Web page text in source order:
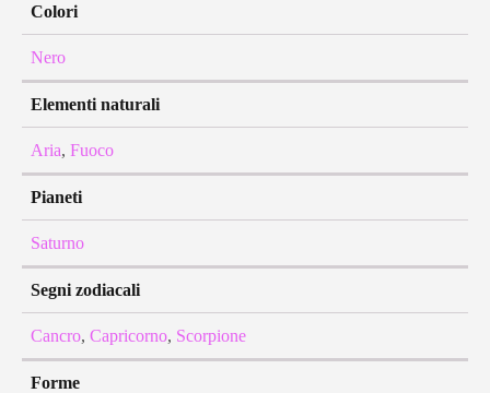
Colori
Nero
Elementi naturali
Aria, Fuoco
Pianeti
Saturno
Segni zodiacali
Cancro, Capricorno, Scorpione
Forme